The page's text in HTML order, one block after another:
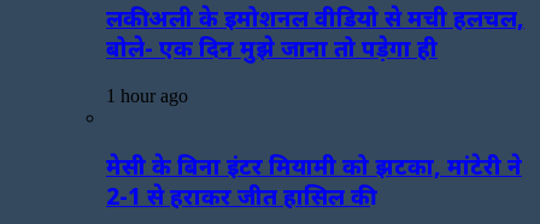
लकी अली के इमोशनल वीडियो से मची हलचल,
बोले- एक दिन मुझे जाना तो पड़ेगा ही
1 hour ago
मेसी के बिना इंटर मियामी को झटका, मांटेरी ने
2-1 से हराकर जीत हासिल की